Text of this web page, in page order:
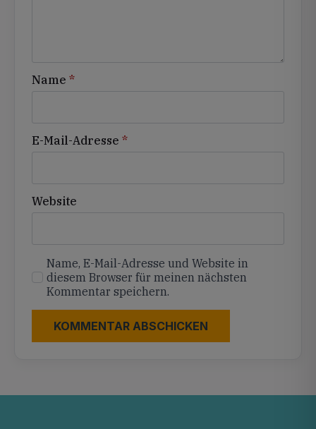
Name *
E-Mail-Adresse *
Website
Name, E-Mail-Adresse und Website in
diesem Browser für meinen nächsten
Kommentar speichern.